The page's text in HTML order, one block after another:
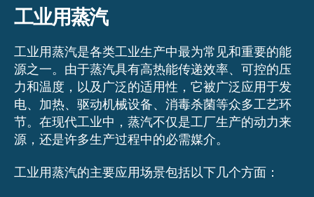
工业用蒸汽
工业用蒸汽是各类工业生产中最为常见和重要的能
源之一。由于蒸汽具有高热能传递效率、可控的压
力和温度，以及广泛的适用性，它被广泛应用于发
电、加热、驱动机械设备、消毒杀菌等众多工艺环
节。在现代工业中，蒸汽不仅是工厂生产的动力来
源，还是许多生产过程中的必需媒介。
工业用蒸汽的主要应用场景包括以下几个方面：